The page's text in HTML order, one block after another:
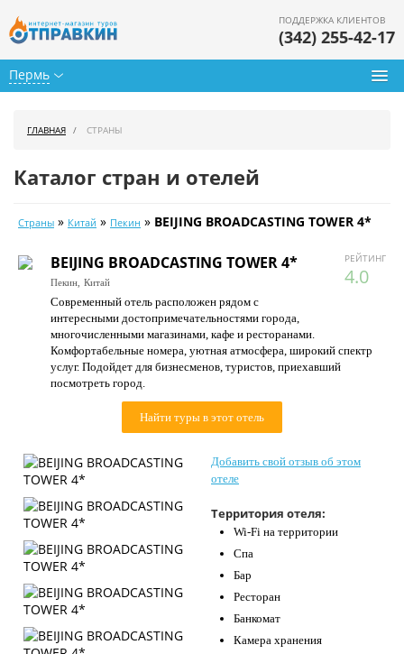
Пермь
ПОДДЕРЖКА КЛИЕНТОВ
(342) 255-42-17
Календарь туров
Цены дня
Страны
Как купить
О нас
ГЛАВНАЯ СТРАНЫ
Каталог стран и отелей
Страны » Китай » Пекин » BEIJING BROADCASTING TOWER 4*
РЕЙТИНГ
4.0
BEIJING BROADCASTING TOWER 4*
Пекин, Китай
Современный отель расположен рядом с
интересными достопримечательностями города,
многочисленными магазинами, кафе и ресторанами.
Комфортабельные номера, уютная атмосфера, широкий спектр
услуг. Подойдет для бизнесменов, туристов, приехавший
посмотреть город.
Найти туры в этот отель
Добавить свой отзыв об этом
отеле
Территория отеля:
Wi-Fi на территории
Спа
Бар
Ресторан
Банкомат
Камера хранения